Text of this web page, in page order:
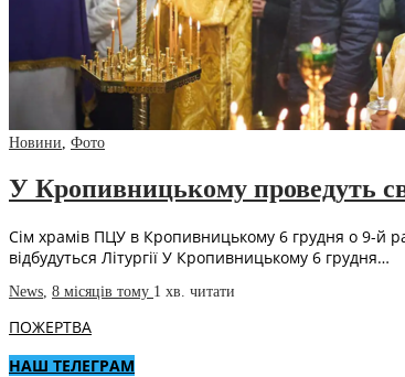
Новини, Фото
У Кропивницькому проведуть
Сім храмів ПЦУ в Кропивницькому 6 грудня о 9-й
відбудуться Літургії У Кропивницькому 6 грудня…
News 8 місяців тому 1 хв. читати
ПОЖЕРТВА
НАШ ТЕЛЕГРАМ